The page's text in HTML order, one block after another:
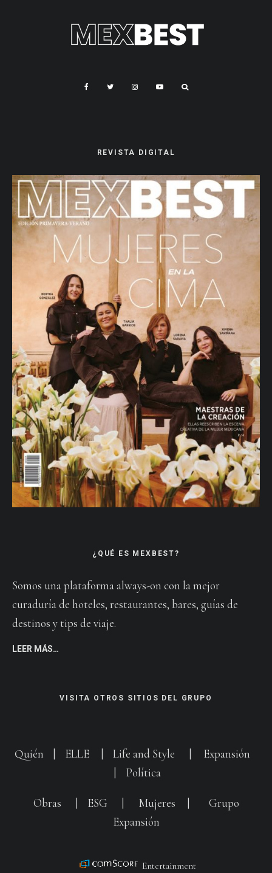
REVISTA DIGITAL
¿QUÉ ES MEXBEST?
Somos una plataforma always-on con la mejor
curaduría de hoteles, restaurantes, bares, guías de
destinos y tips de viaje.
LEER MÁS…
VISITA OTROS SITIOS DEL GRUPO
Quién ELLE Life and Style
Expansión
Política
Obras ESG Mujeres
Grupo
Expansión
Entertainment